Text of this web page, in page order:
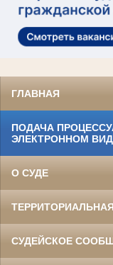
ГЛАВНАЯ
ПОДАЧА
ЭЛЕКТРОННОМ
О СУДЕ
СУДЕЙСКОЕ